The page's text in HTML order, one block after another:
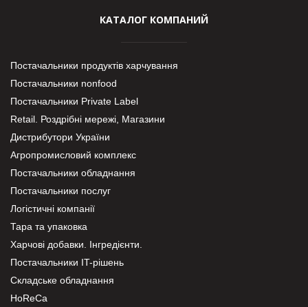
КАТАЛОГ КОМПАНИЙ
Постачальники продуктів харчування
Постачальники nonfood
Постачальники Private Label
Retail. Роздрібні мережі, Магазини
Дистрибутори України
Агропромисловий комплекс
Постачальники обладнання
Постачальники послуг
Логістичні компанії
Тара та упаковка
Харчові добавки. Інгредієнти.
Постачальники IT-рішень
Складське обладнання
HoReCa